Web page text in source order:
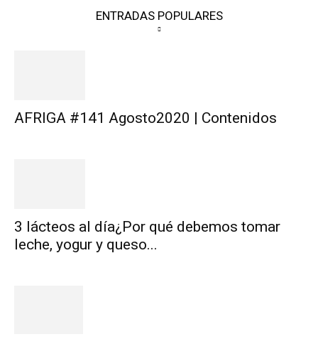
ENTRADAS POPULARES
AFRIGA #141 Agosto2020 | Contenidos
3 lácteos al día¿Por qué debemos tomar
leche, yogur y queso...